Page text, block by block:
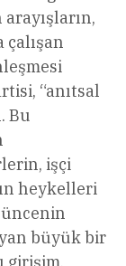
“anıtsal
Bu
işçi
heykelleri
büyük bir